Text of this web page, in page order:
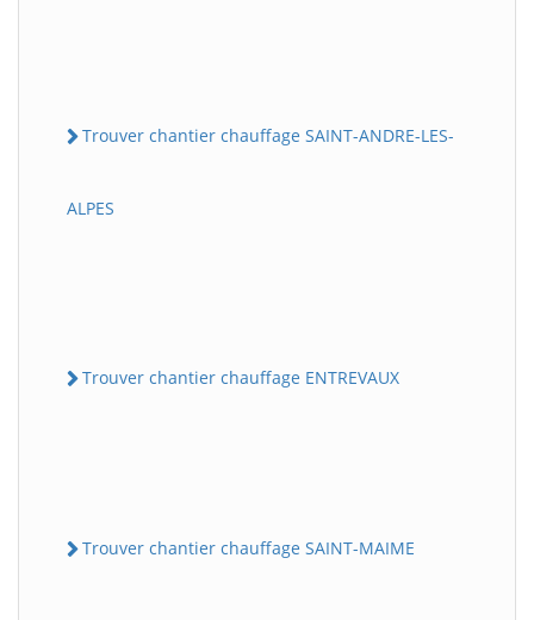
Trouver chantier chauffage SAINT-ANDRE-LES-
ALPES
Trouver chantier chauffage ENTREVAUX
Trouver chantier chauffage SAINT-MAIME